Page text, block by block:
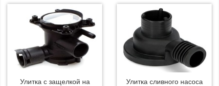
Улитка с защелкой на
Улитка сливного насоса